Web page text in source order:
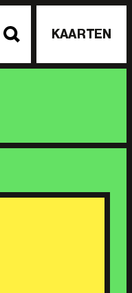
KAARTEN